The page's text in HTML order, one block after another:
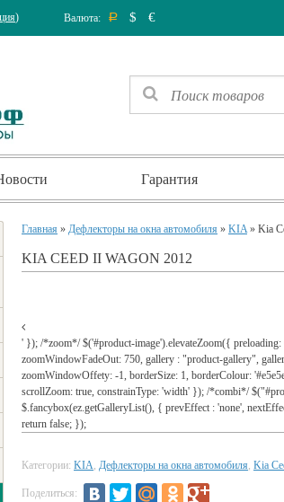
) Валюта: Р $ €
Гарантия
Главная » Дефлекторы на окна автомобиля » KIA» Kia
KIA CEED II WAGON 2012
' }); /*zoom*/ $('#product-image').elevateZoom({
zoomWindowFadeOut: 750, gallery : "product-gallery",
zoomWindowOffety: -1, borderSize: 1, borderColour:
scrollZoom: true, constrainType: 'width' }); /*combi*/
$.fancybox(ez.getGalleryList(), { prevEffect : 'none',
return false; });
Категории: KIA, Дефлекторы на окна автомобиля, Kia
Поделиться: